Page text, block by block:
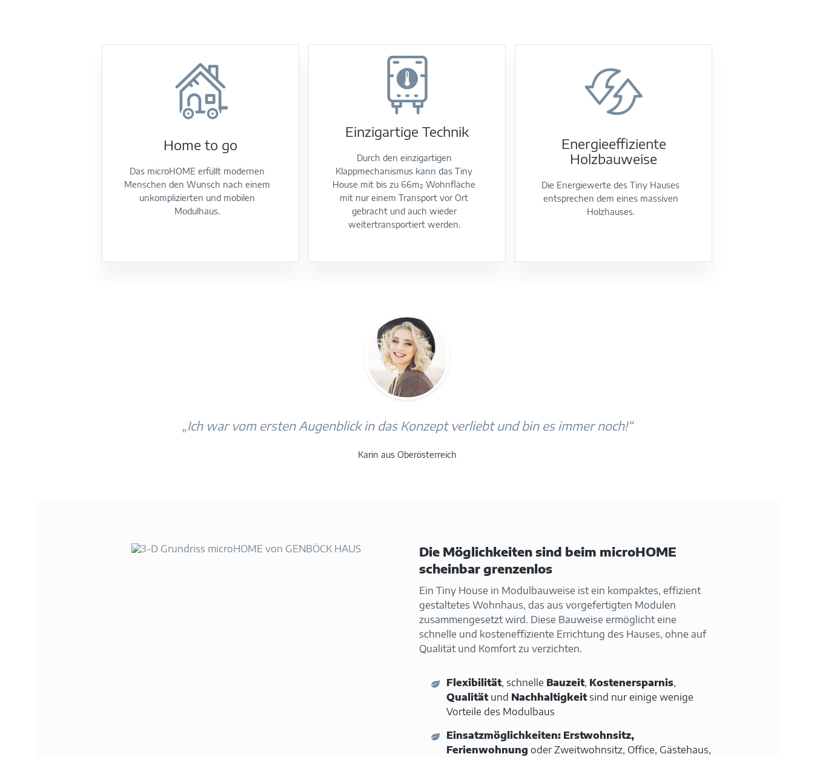
Home to go
Das microHOME erfüllt modernen
Menschen den Wunsch nach einem
unkomplizierten und mobilen
Modulhaus.
Einzigartige Technik
Durch den einzigartigen
Klappmechanismus kann das Tiny
House mit bis zu 66m² Wohnfläche
mit nur einem Transport vor Ort
gebracht und auch wieder
weitertransportiert werden.
Energieeffiziente
Holzbauweise
Die Energiewerte des Tiny Hauses
entsprechen dem eines massiven
Holzhauses.
„Ich war vom ersten Augenblick in das Konzept verliebt und bin es immer noch!“
Karin aus Oberösterreich
Die Möglichkeiten sind beim microHOME
scheinbar grenzenlos
Ein Tiny House in Modulbauweise ist ein kompaktes, effizient
gestaltetes Wohnhaus, das aus vorgefertigten Modulen
zusammengesetzt wird. Diese Bauweise ermöglicht eine
schnelle und kosteneffiziente Errichtung des Hauses, ohne auf
Qualität und Komfort zu verzichten.
Flexibilität, schnelle Bauzeit, Kostenersparnis,
Qualität und Nachhaltigkeitsind nur einige wenige
Vorteile des Modulbaus
Einsatzmöglichkeiten: Erstwohnsitz,
Ferienwohnung oder Zweitwohnsitz, Office, Gästehaus,